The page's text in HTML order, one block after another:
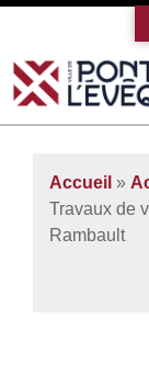
Accueil »
Travaux de
Rambault